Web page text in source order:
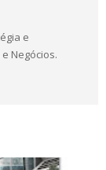
e
Negócios.